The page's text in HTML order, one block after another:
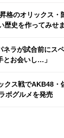
格のオリックス・
史を作ってみせま
ネラが試合前にス
とお会いし…」
クス戦でAKB48・
ボグルメを発売